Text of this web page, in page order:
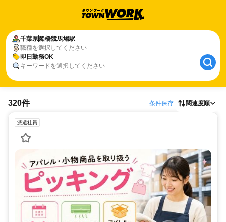
千葉県船橋競馬場駅
職種を選択してください
即日勤務OK
キーワードを選択してください
320件 条件保存 関連度順
派遣社員